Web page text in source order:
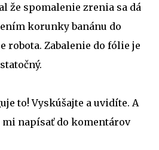
že spomalenie zrenia sa dá
korunky banánu do
robota. Zabalenie do fólie je
to! Vyskúšajte a uvidíte. A
napísať do komentárov